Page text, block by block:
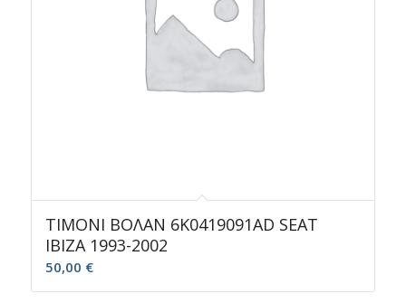
ΤΙΜΟΝΙ ΒΟΛΑΝ 6K0419091AD SEAT
IBIZA 1993-2002
50,00 €